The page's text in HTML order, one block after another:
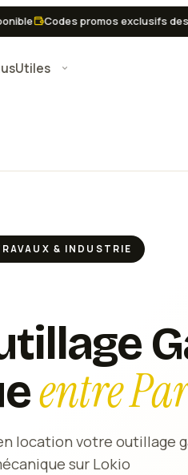
Codes promos exclusifs des
Utiles
& INDUSTRIE
entre
location votre outillage
sur Lokio